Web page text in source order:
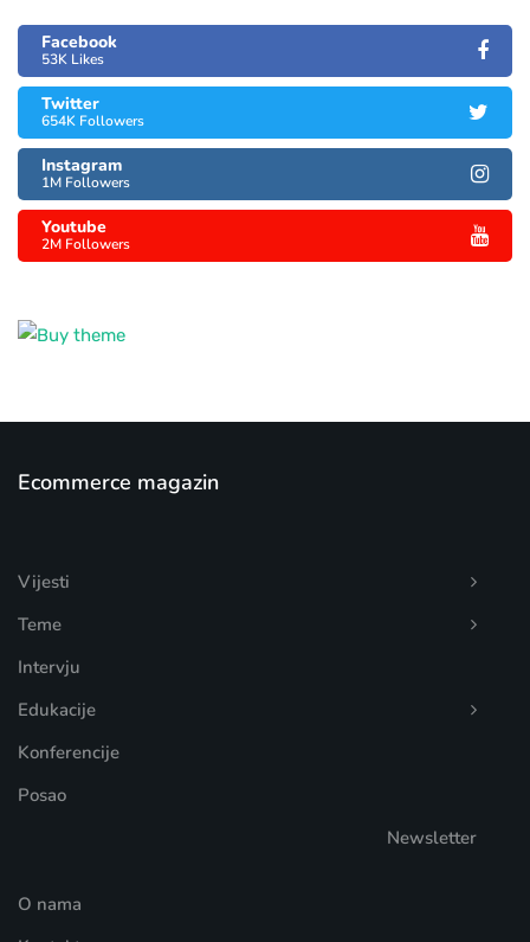
Facebook
53K Likes
Twitter
654K Followers
Instagram
1M Followers
Youtube
2M Followers
Ecommerce magazin
Vijesti
Teme
Intervju
Edukacije
Konferencije
Posao
Newsletter
O nama